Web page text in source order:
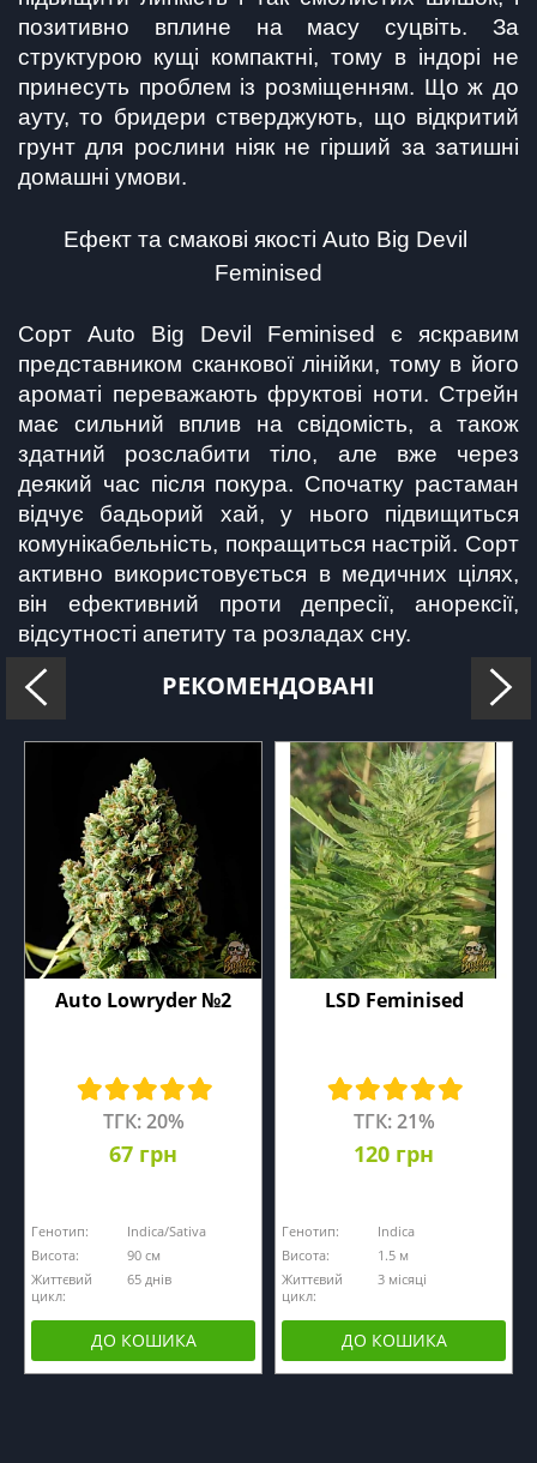
позитивно вплине на масу суцвіть. За
структурою кущі компактні, тому в індорі не
принесуть проблем із розміщенням. Що ж до
ауту, то бридери стверджують, що відкритий
грунт для рослини ніяк не гірший за затишні
домашні умови.
Ефект та смакові якості Auto Big Devil
Feminised
Сорт Auto Big Devil Feminised є яскравим
представником сканкової лінійки, тому в його
ароматі переважають фруктові ноти. Стрейн
має сильний вплив на свідомість, а також
здатний розслабити тіло, але вже через
деякий час після покура. Спочатку растаман
відчує бадьорий хай, у нього підвищиться
комунікабельність, покращиться настрій. Сорт
активно використовується в медичних цілях,
він ефективний проти депресії, анорексії,
відсутності апетиту та розладах сну.
РЕКОМЕНДОВАНІ
Auto Lowryder №2
ТГК: 20%
67 грн
Генотип:
Indica/Sativa
Висота:
90 см
Життєвий
цикл:
65 днів
ДО КОШИКА
LSD Feminised
ТГК: 21%
120 грн
Генотип:
Indica
Висота:
1.5 м
Життєвий
цикл:
3 місяці
ДО КОШИКА